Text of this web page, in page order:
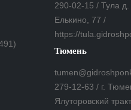
290-02-15 / Тула
Елькино, 77 /
https://
Тюмень
279-12-63 / г.
Ялуторовский